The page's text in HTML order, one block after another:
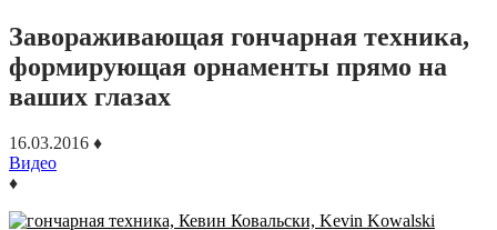
Завораживающая гончарная техника,
формирующая орнаменты прямо на
ваших глазах
16.03.2016 ♦
Видео
♦